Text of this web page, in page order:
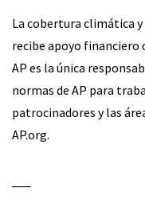
La cobertura climática
recibe apoyo financiero
AP es la única
normas de AP para
patrocinadores y las
AP.org.